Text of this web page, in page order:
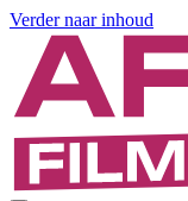
Verder naar inhoud